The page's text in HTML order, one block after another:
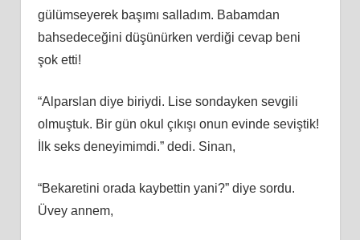
gülümseyerek başımı salladım. Babamdan
bahsedeceğini düşünürken verdiği cevap beni
şok etti!
“Alparslan diye biriydi. Lise sondayken sevgili
olmuştuk. Bir gün okul çıkışı onun evinde seviştik!
İlk seks deneyimimdi.” dedi. Sinan,
“Bekaretini orada kaybettin yani?” diye sordu.
Üvey annem,